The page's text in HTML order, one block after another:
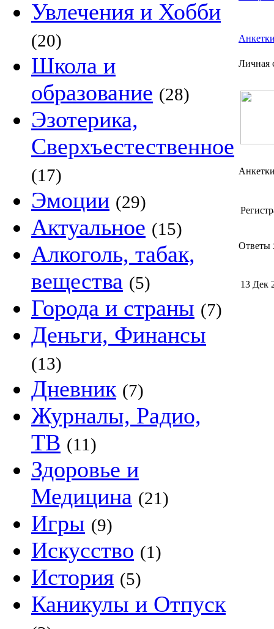
Увлечения и Хобби
(20)
Школа и
образование (28)
Эзотерика,
Сверхъестественное
(17)
Эмоции (29)
Актуальное (15)
Алкоголь, табак,
вещества (5)
Города и страны (7)
Деньги, Финансы
(13)
Дневник (7)
Журналы, Радио,
ТВ (11)
Здоровье и
Медицина (21)
Игры (9)
Искусство (1)
История (5)
Каникулы и Отпуск
Личная
Ответы
13 Дек